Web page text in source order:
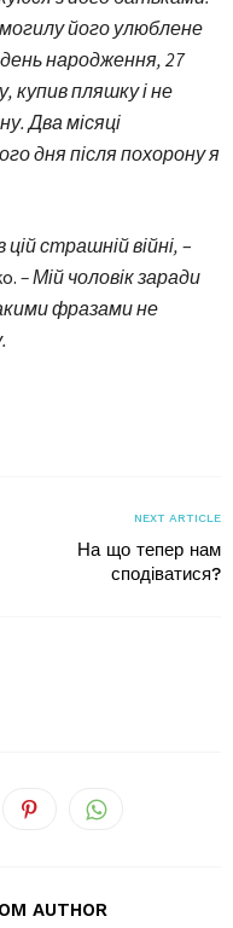
його улюблене
день народження, 27
купив пляшку і не
Два місяці
дня після похорону я
страшній війні, –
– Мій чоловік заради
фразами не
NEXT ARTICLE
На що тепер нам
сподіватися?
AUTHOR